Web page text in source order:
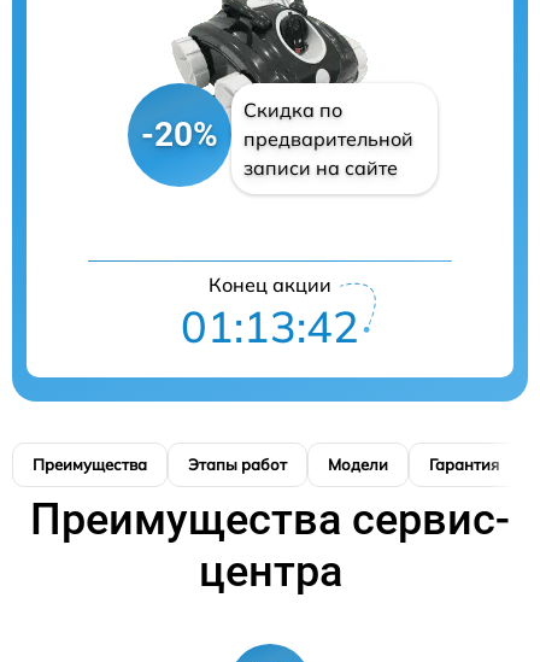
-20%
Скидка по
предварительной
записи на сайте
Конец акции
01:13:42
Преимущества Этапы работ Модели Гарантия
Преимущества сервис-
центра